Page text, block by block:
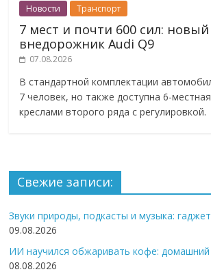
Новости Транспорт
7 мест и почти 600 сил: новый
внедорожник Audi Q9
07.08.2026
В стандартной комплектации
7 человек, но также доступна 6-
креслами второго ряда с регулировкой.
Свежие записи:
Звуки природы, подкасты и музыка:
09.08.2026
ИИ научился обжаривать кофе: домашний
08.08.2026